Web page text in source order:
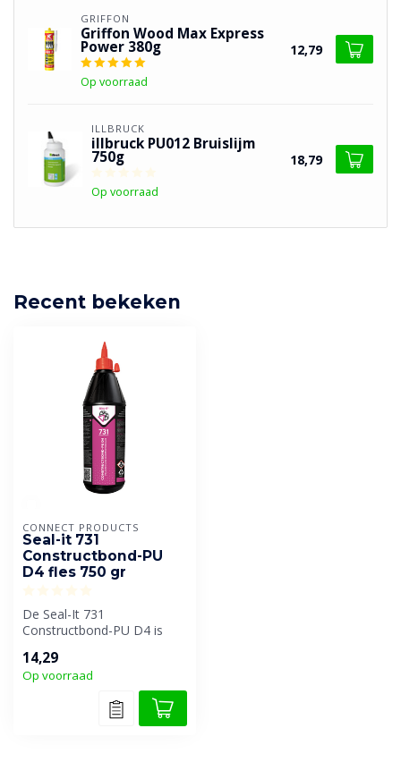
GRIFFON
Griffon Wood Max Express
Power 380g
Op voorraad
12,79
ILLBRUCK
illbruck PU012 Bruislijm
750g
Op voorraad
18,79
Recent bekeken
CONNECT PRODUCTS
Seal-it 731
Constructbond-PU
D4 fles 750 gr
De Seal-It 731
Constructbond-PU D4 is
gebaseerde lijm die sp...
14,29
Op voorraad